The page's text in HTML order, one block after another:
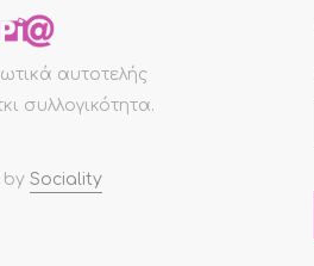
αυτοτελής
συλλογικότητα.
by Sociality